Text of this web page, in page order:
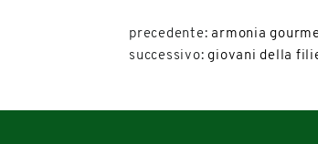
precedente: armonia
successivo:giovani della